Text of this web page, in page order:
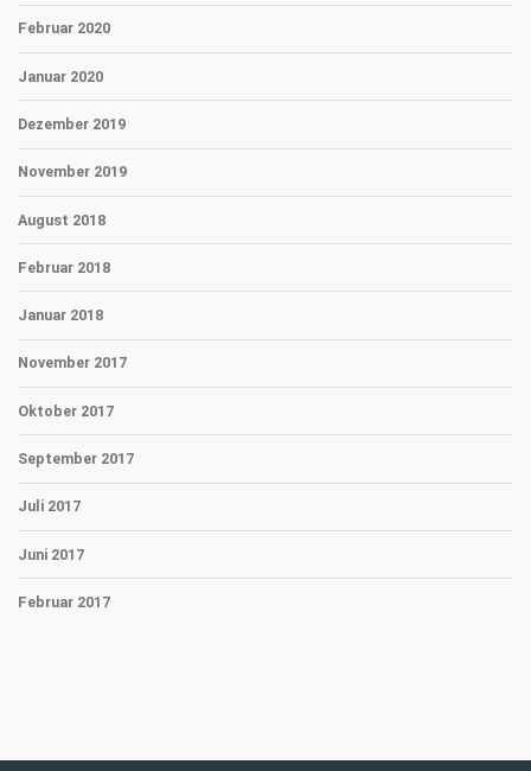
Februar 2020
Januar 2020
Dezember 2019
November 2019
August 2018
Februar 2018
Januar 2018
November 2017
Oktober 2017
September 2017
Juli 2017
Juni 2017
Februar 2017